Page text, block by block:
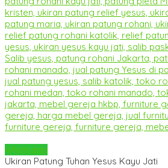
Whatsapp
Ukiran Patung Tuhan Yesus Kayu Jati